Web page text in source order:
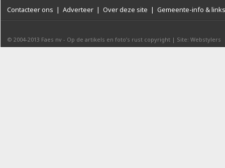
Contacteer ons | Adverteer | Over deze site | Gemeente-info & links
© 2004-2013 Faes nv - Op de artikels en foto’s rust copyright | Site: Webstylers